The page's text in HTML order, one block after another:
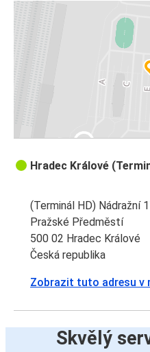
Hradec Králové
(Terminál HD) Nádražní
Pražské Předměstí
500 02 Hradec Králové
Česká republika
Zobrazit tuto adresu v
Skvělý